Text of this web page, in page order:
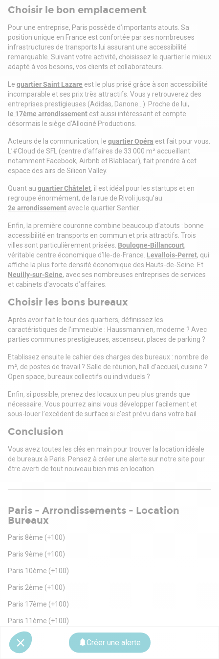
Créer une alerte
. Mobilier design
. Accès avec badges
. Fibre optique
Lot 32 (26 postes) :
Rdc : 56.37 / 8 postes
1er : 50.25 / 18 postes
Lot 36 (50 postes) :
Rdc : 76.89 / 18 postes
1er : 68.86 / 16 postes
2eme : 59.89 / 16 postes
Immeuble indépendant
Surface RDC : 133,26 m²
Situation/Transports :
Ligne N14, Ligne Noctilien N13, Ligne N23), Sentier (Ligne 39),
Poissonnière - Bonne Nouvelle (Ligne 32)
Métro Bonne Nouvelle (Ligne 8, Ligne 9), Sentier (Ligne 3),
Réaumur-Sébastopol (Ligne 4)
Transilien Châtelet les Halles (Ligne RER A, Ligne RER B,
Ligne RER D)
Immeuble 32 Caire : 107 m2 - 1 000 000 euros
Charges annuelles : 8 971,99 euros
Taxe foncière : 7 243,00 euros
Choisir le bon emplacement
Pour une entreprise, Paris possède d’importants atouts. Sa
position unique en France est confortée par ses nombreuses
infrastructures de transports lui assurant une accessibilité
remarquable. Suivant votre activité, choisissez le quartier le mieux
adapté à vos besoins, vos clients et collaborateurs.
Le quartier Saint Lazare est le plus prisé grâce à son accessibilité
incomparable et ses prix très attractifs. Vous y retrouverez des
entreprises prestigieuses (Adidas, Danone…). Proche de lui,
le 17ème arrondissement est aussi intéressant et compte
désormais le siège d’Allociné Productions.
Acteurs de la communication, le quartier Opéra est fait pour vous.
L’#Cloud de SFL (centre d’affaires de 33 000 m² accueillant
notamment Facebook, Airbnb et Blablacar), fait prendre à cet
espace des airs de Silicon Valley.
Quant au quartier Châtelet, il est idéal pour les startups et en
regroupe énormément, de la rue de Rivoli jusqu’au
2e arrondissement avec le quartier Sentier.
Enfin, la première couronne combine beaucoup d’atouts : bonne
accessibilité en transports en commun et prix attractifs. Trois
villes sont particulièrement prisées. Boulogne-Billancourt,
véritable centre économique d’Ile-de-France. Levallois-Perret, qui
affiche la plus forte densité économique des Hauts-de-Seine. Et
Neuilly-sur-Seine, avec ses nombreuses entreprises de services
et cabinets d’avocats d’affaires.
Choisir les bons bureaux
Après avoir fait le tour des quartiers, définissez les
caractéristiques de l’immeuble : Haussmannien, moderne ? Avec
parties communes prestigieuses, ascenseur, places de parking ?
Etablissez ensuite le cahier des charges des bureaux : nombre de
m², de postes de travail ? Salle de réunion, hall d’accueil, cuisine ?
Open space, bureaux collectifs ou individuels ?
Enfin, si possible, prenez des locaux un peu plus grands que
nécessaire. Vous pourrez ainsi vous développer facilement et
sous-louer l’excédent de surface si c’est prévu dans votre bail.
Conclusion
Vous avez toutes les clés en main pour trouver la location idéale
de bureaux à Paris. Pensez à créer une alerte sur notre site pour
être averti de tout nouveau bien mis en location.
Paris - Arrondissements - Location
Bureaux
Paris 8ème (+100)
Paris 9ème (+100)
Paris 10ème (+100)
Paris 2ème (+100)
Paris 17ème (+100)
Paris 11ème (+100)
Paris 16ème
Paris 15ème